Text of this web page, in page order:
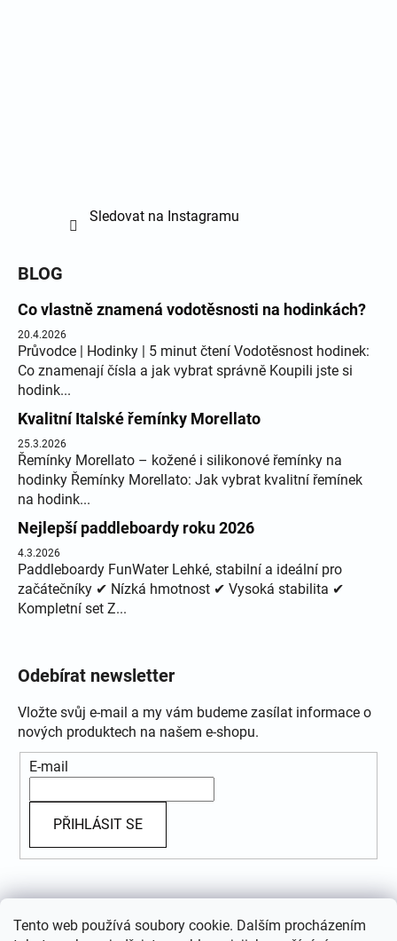
Tento web používá soubory cookie. Dalším procházením
Sledovat na Instagramu
BLOG
Co vlastně znamená vodotěsnosti na hodinkách?
20.4.2026
Průvodce | Hodinky | 5 minut čtení Vodotěsnost hodinek:
Co znamenají čísla a jak vybrat správně Koupili jste si
hodink...
Kvalitní Italské řemínky Morellato
25.3.2026
Řemínky Morellato – kožené i silikonové řemínky na
hodinky Řemínky Morellato: Jak vybrat kvalitní řemínek
na hodink...
Nejlepší paddleboardy roku 2026
4.3.2026
Paddleboardy FunWater Lehké, stabilní a ideální pro
začátečníky ✔ Nízká hmotnost ✔ Vysoká stabilita ✔
Kompletní set Z...
Odebírat newsletter
Vložte svůj e-mail a my vám budeme zasílat informace o
nových produktech na našem e-shopu.
E-mail
PŘIHLÁSIT SE